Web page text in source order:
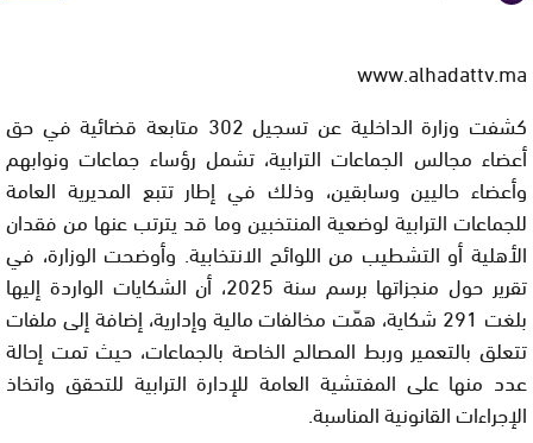
www.alhadattv.ma
كشفت وزارة الداخلية عن تسجيل 302 متابعة قضائية في حق
أعضاء مجالس الجماعات الترابية، تشمل رؤساء جماعات ونوابهم
وأعضاء حاليين وسابقين، وذلك في إطار تتبع المديرية العامة
للجماعات الترابية لوضعية المنتخبين وما قد يترتب عنها من فقدان
الأهلية أو التشطيب من اللوائح الانتخابية. وأوضحت الوزارة، في
تقرير حول منجزاتها برسم سنة 2025، أن الشكايات الواردة إليها
بلغت 291 شكاية، همّت مخالفات مالية وإدارية، إضافة إلى ملفات
تتعلق بالتعمير وربط المصالح الخاصة بالجماعات، حيث تمت إحالة
عدد منها على المفتشية العامة للإدارة الترابية للتحقق واتخاذ
الإجراءات القانونية المناسبة.